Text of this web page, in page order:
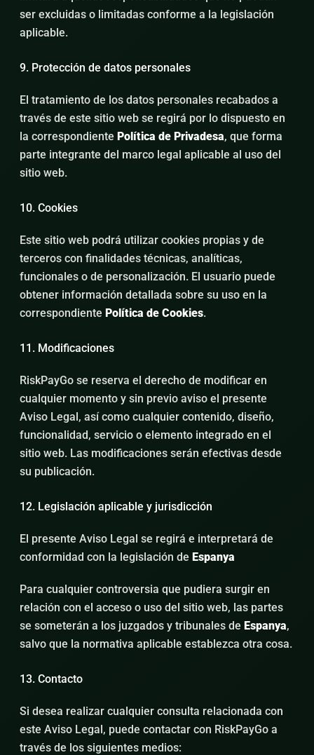
ser excluidas o limitadas conforme a la legislación
aplicable.
9. Protección de datos personales
El tratamiento de los datos personales recabados a
través de este sitio web se regirá por lo dispuesto en
la correspondiente Política de Privadesa, que forma
parte integrante del marco legal aplicable al uso del
sitio web.
10. Cookies
Este sitio web podrá utilizar cookies propias y de
terceros con finalidades técnicas, analíticas,
funcionales o de personalización. El usuario puede
obtener información detallada sobre su uso en la
correspondiente Política de Cookies.
11. Modificaciones
RiskPayGo se reserva el derecho de modificar en
cualquier momento y sin previo aviso el presente
Aviso Legal, así como cualquier contenido, diseño,
funcionalidad, servicio o elemento integrado en el
sitio web. Las modificaciones serán efectivas desde
su publicación.
12. Legislación aplicable y jurisdicción
El presente Aviso Legal se regirá e interpretará de
conformidad con la legislación de Espanya
Para cualquier controversia que pudiera surgir en
relación con el acceso o uso del sitio web, las partes
se someterán a los juzgados y tribunales de Espanya,
salvo que la normativa aplicable establezca otra cosa.
13. Contacto
Si desea realizar cualquier consulta relacionada con
este Aviso Legal, puede contactar con RiskPayGo a
través de los siguientes medios: